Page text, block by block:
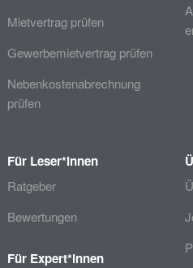
Mietvertrag prüfen
Gewerbemietvertrag prüfen
Nebenkostenabrechnung
prüfen
Für Leser*innen
Ratgeber
Bewertungen
Für Expert*innen